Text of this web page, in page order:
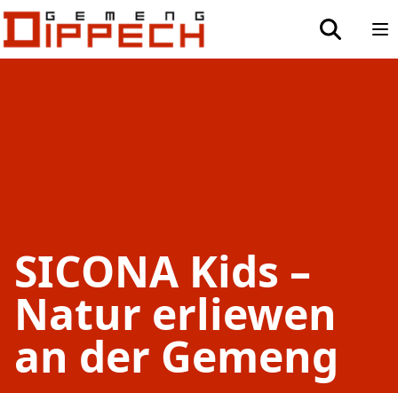
Aller au contenu principal
Aller à la recherche
toggle
SICONA Kids –
Natur erliewen
an der Gemeng